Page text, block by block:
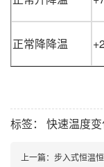
正常降降温
标签： 快速温度
上一篇： 步入式恒温